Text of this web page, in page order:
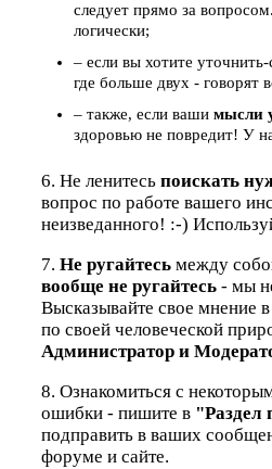
следует прямо за
логически;
– если вы хотите
где больше двух - говорят
– также, если ваши мысли
здоровью не повредит! У
6. Не ленитесь поискать
вопрос по работе вашего
неизведанного! :-)
7. Не ругайтесь между
вообще не ругайтесь - мы
Высказывайте свое мнение
по своей человеческой
Администратор и
8. Ознакомиться с
ошибки - пишите в "Раздел
подправить в ваших
форуме и сайте.